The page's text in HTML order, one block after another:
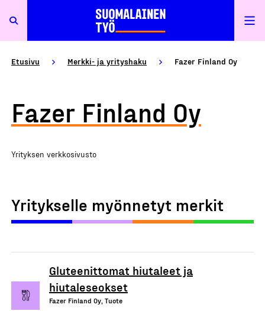
Etusivu Merkki- ja yrityshaku Fazer Finland Oy
Fazer Finland Oy
Yrityksen verkkosivusto
Yritykselle myönnetyt merkit
Gluteenittomat hiutaleet ja
hiutaleseokset
Fazer Finland Oy, Tuote